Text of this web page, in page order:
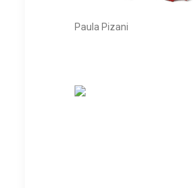
Paula Pizani